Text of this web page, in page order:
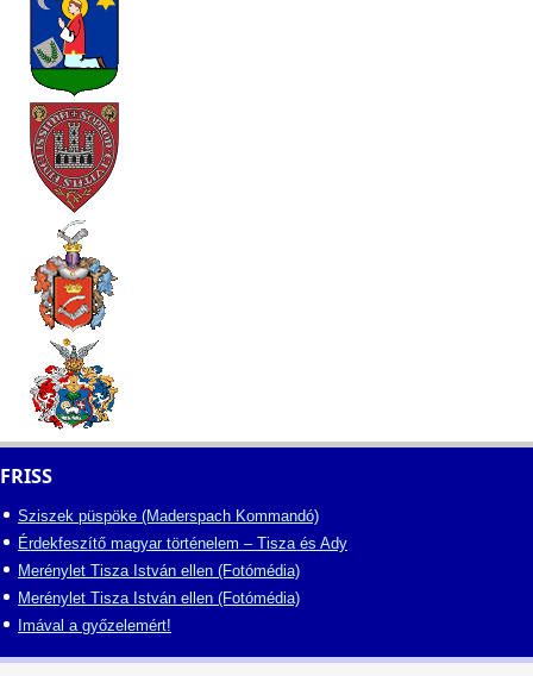
FRISS
Sziszek püspöke (Maderspach Kommandó)
Érdekfeszítő magyar történelem – Tisza és Ady
Merénylet Tisza István ellen (Fotómédia)
Merénylet Tisza István ellen (Fotómédia)
Imával a győzelemért!